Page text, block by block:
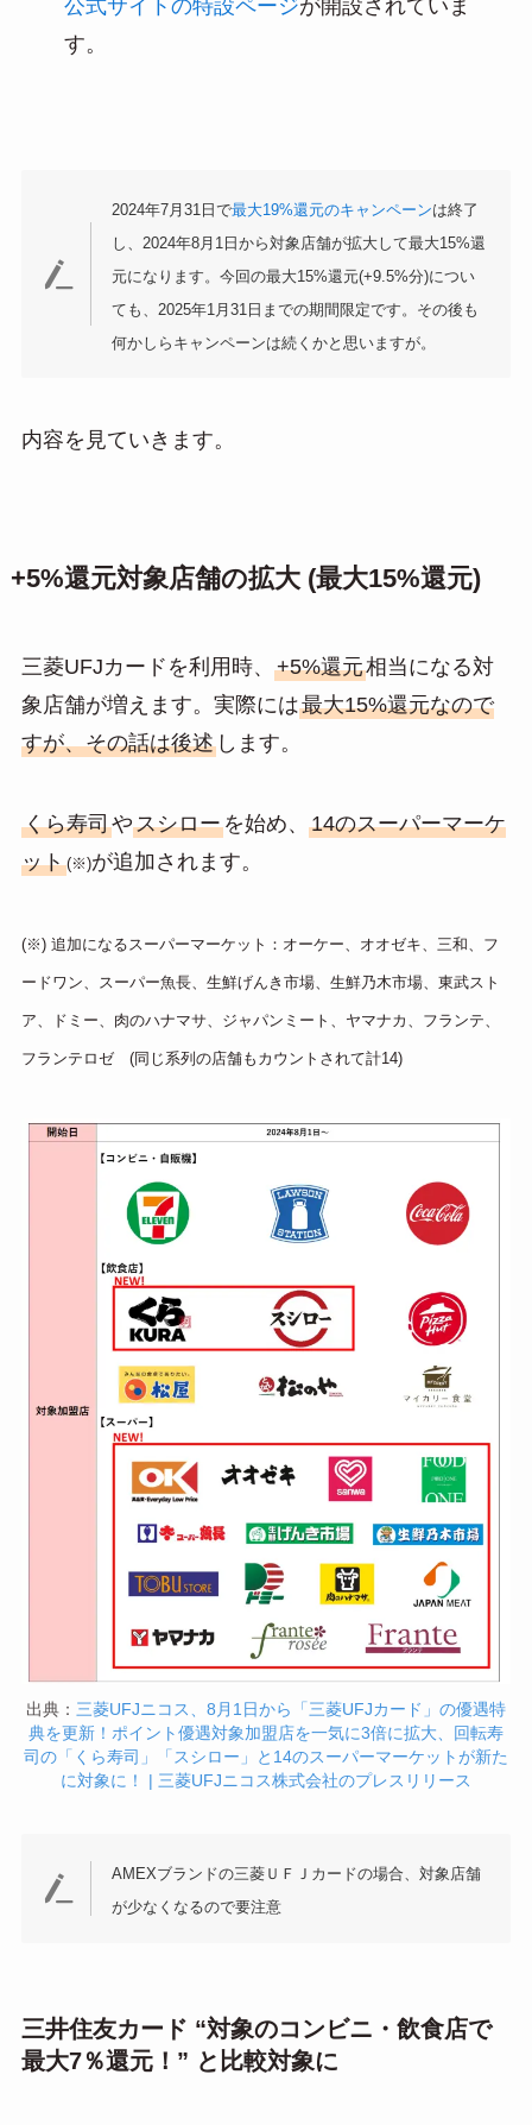
公式サイトの特設ページが開設されていま
す。
2024年7月31日で最大19%還元のキャンペーンは終了
し、2024年8月1日から対象店舗が拡大して最大15%還
元になります。今回の最大15%還元(+9.5%分)につい
ても、2025年1月31日までの期間限定です。その後も
何かしらキャンペーンは続くかと思いますが。
内容を見ていきます。
+5%還元対象店舗の拡大 (最大15%還元)
三菱UFJカードを利用時、 +5%還元相当になる対
象店舗が増えます。実際には最大15%還元なので
すが、その話は後述します。
くら寿司やスシローを始め、 14のスーパーマーケ
ット(※)が追加されます。
(※) 追加になるスーパーマーケット：オーケー、オオゼキ、三和、フ
ードワン、スーパー魚長、生鮮げんき市場、生鮮乃木市場、東武スト
ア、ドミー、肉のハナマサ、ジャパンミート、ヤマナカ、フランテ、
フランテロゼ (同じ系列の店舗もカウントされて計14)
出典： 三菱UFJニコス、8月1日から「三菱UFJカード」の優遇特
典を更新！ポイント優遇対象加盟店を一気に3倍に拡大、回転寿
司の「くら寿司」「スシロー」と14のスーパーマーケットが新た
に対象に！ | 三菱UFJニコス株式会社のプレスリリース
AMEXブランドの三菱ＵＦＪカードの場合、対象店舗
が少なくなるので要注意
三井住友カード “対象のコンビニ・飲食店で
最大7％還元！” と比較対象に